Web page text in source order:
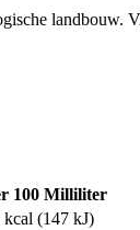
landbouw.
100 Milliliter
kcal (147 kJ)